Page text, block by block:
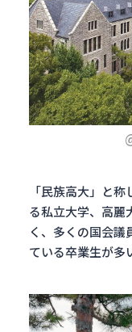
「民族高大」と
る私立大学、高麗
く、多くの国会議
ている卒業生が多